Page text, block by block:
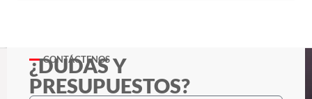
CONTÁCTENOS
¿DUDAS Y
PRESUPUESTOS?